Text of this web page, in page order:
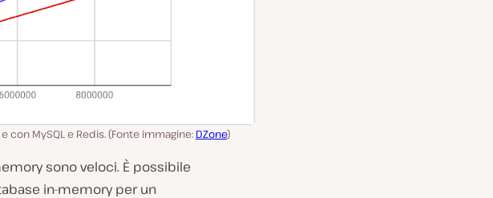
con MySQL e Redis. (Fonte immagine: DZone)
sono veloci. È possibile
in-memory per un